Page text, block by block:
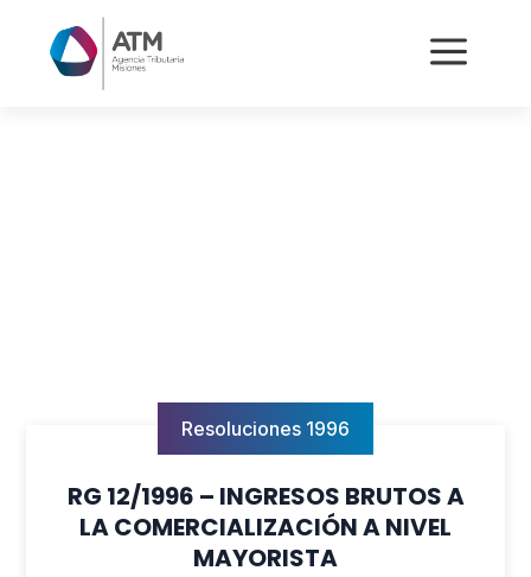
a
Resoluciones 1996
RG 12/1996 – INGRESOS BRUTOS A
LA COMERCIALIZACIÓN A NIVEL
MAYORISTA